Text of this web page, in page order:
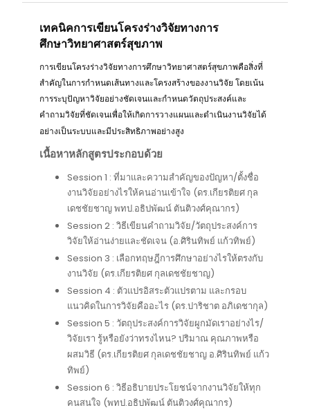
เทคนิคการเขียนโครงร่างวิจัยทางการ
ศึกษาวิทยาศาสตร์สุขภาพ
การเขียนโครงร่างวิจัยทางการศึกษาวิทยาศาสตร์สุขภาพคือสิ่งที่
สำคัญในการกำหนดเส้นทางและโครงสร้างของงานวิจัย โดยเน้น
การระบุปัญหาวิจัยอย่างชัดเจนและกำหนดวัตถุประสงค์และ
คำถามวิจัยที่ชัดเจนเพื่อให้เกิดการวางแผนและดำเนินงานวิจัยได้
อย่างเป็นระบบและมีประสิทธิภาพอย่างสูง
เนื้อหาหลักสูตรประกอบด้วย
Session 1 : ที่มาและความสำคัญของปัญหา/ตั้งชื่อ
งานวิจัยอย่างไรให้คนอ่านเข้าใจ (ดร.เกียรติยศ กุล
เดชชัยชาญ พทป.อธิปพัฒน์ ตันติวงศ์คุณากร)
Session 2 : วิธีเขียนคำถามวิจัย/วัตถุประสงค์การ
วิจัยให้อ่านง่ายและชัดเจน (อ.ศิรินทิพย์ แก้วทิพย์)
Session 3 : เลือกทฤษฎีการศึกษาอย่างไรให้ตรงกับ
งานวิจัย (ดร.เกียรติยศ กุลเดชชัยชาญ)
Session 4 : ตัวแปรอิสระตัวแปรตาม และกรอบ
แนวคิดในการวิจัยคืออะไร (ดร.ปาริชาต อภิเดชากุล)
Session 5 : วัตถุประสงค์การวิจัยผูกมัดเราอย่างไร/
วิจัยเรา รู้หรือยังว่าทรงไหน? ปริมาณ คุณภาพหรือ
ผสมวิธี (ดร.เกียรติยศ กุลเดชชัยชาญ อ.ศิรินทิพย์ แก้ว
ทิพย์)
Session 6 : วิธีอธิบายประโยชน์จากงานวิจัยให้ทุก
คนสนใจ (พทป.อธิปพัฒน์ ตันติวงศ์คุณากร)